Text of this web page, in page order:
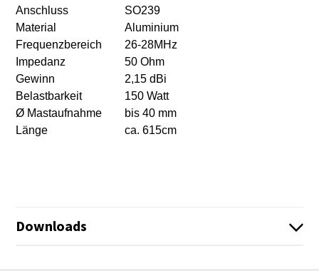
Anschluss
SO239
Material
Aluminium
Frequenzbereich
26-28MHz
Impedanz
50 Ohm
Gewinn
2,15 dBi
Belastbarkeit
150 Watt
Ø Mastaufnahme
bis 40 mm
Länge
ca. 615cm
Downloads